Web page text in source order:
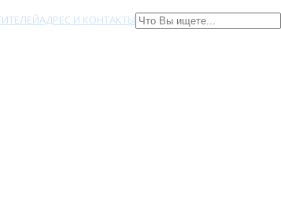
АДРЕС И КОНТАКТЫ